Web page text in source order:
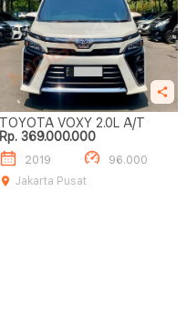
TOYOTA VOXY 2.0L A/T
Rp. 369.000.000
2019
96.000
Jakarta Pusat